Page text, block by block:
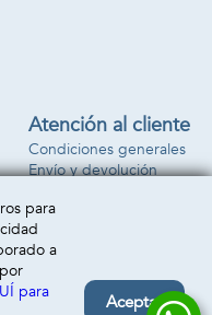
Atención al cliente
Condiciones generales
Envío y devolución
para
a
para
Aceptar